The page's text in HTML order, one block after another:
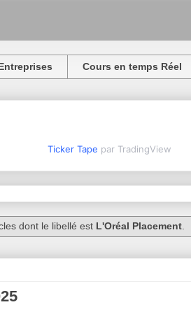
Cours en temps Réel
Ticker Tape par TradingView
dont le libellé est L'Oréal Placement